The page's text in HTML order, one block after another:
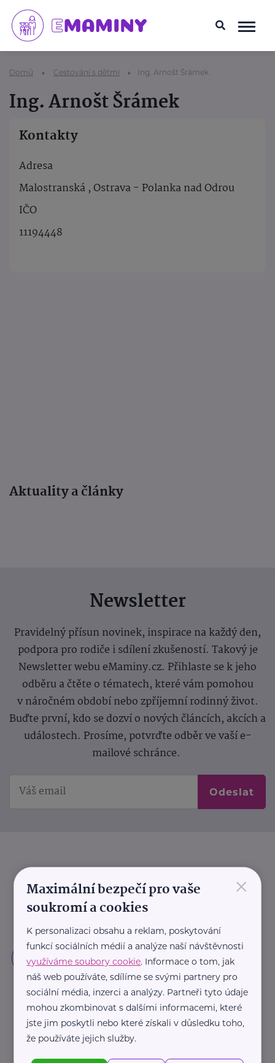
Domů Cestování s dětmi Ing. Arnošt Šrámek
Ing. Arnošt Šrámek
Kontakty
Adresa
Malostranská , Ostrava - Polanka nad Odrou
IČO
11194448
Aktuality a články
Newsletter
Pravidelný přísun novinek, inspirace na každý den,
podpora pro rodiče i sdílení zkušeností. Takový je
Newsletter webu eMaminy.cz. Přihlaste se k jeho
odběru a čtěte o tématech, které vám pomohou
v náročném období nebo zpříjemní rodinný život.
Buďte první, kdo se dozví o nových článcích, akcích a
událostech. Prosíme, potvrďte odběr ve vaší e-
mailové schránce.
Odeslat
×
Maximální bezpečí pro vaše
soukromí a cookies
K personalizaci obsahu a reklam, poskytování
funkcí sociálních médií a analýze naší návštěvnosti
využíváme soubory cookie. Informace o tom, jak
náš web používáte, sdílíme se svými partnery pro
sociální média, inzerci a analýzy. Partneři tyto údaje
mohou zkombinovat s dalšími informacemi, které
jste jim poskytli nebo které získali v důsledku toho,
že používáte jejich služby.